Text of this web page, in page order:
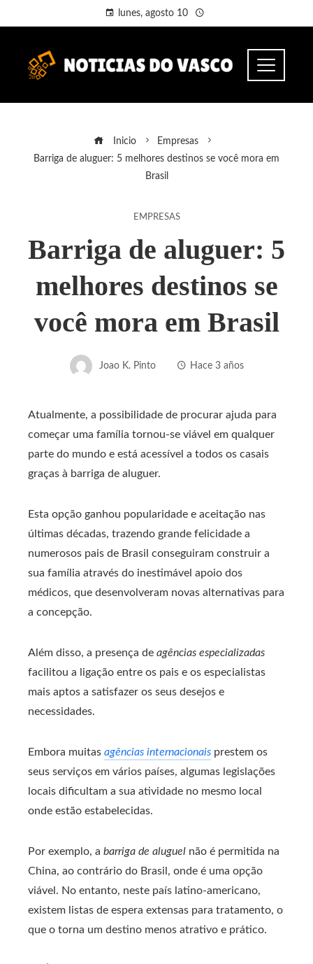
lunes, agosto 10
Inicio
Empresas
Barriga de aluguer: 5 melhores destinos se você mora em
Brasil
EMPRESAS
Barriga de aluguer: 5
melhores destinos se
você mora em Brasil
Joao K. Pinto Hace 3 años
Atualmente, a possibilidade de procurar ajuda para
começar uma família tornou-se viável em qualquer
parte do mundo e está acessível a todos os casais
graças à barriga de aluguer.
Esta opção ganhou popularidade e aceitação nas
últimas décadas, trazendo grande felicidade a
numerosos pais de Brasil conseguiram construir a
sua família através do inestimável apoio dos
médicos, que desenvolveram novas alternativas para
a concepção.
Além disso, a presença de agências especializadas
facilitou a ligação entre os pais e os especialistas
mais aptos a satisfazer os seus desejos e
necessidades.
Embora muitas agências internacionais prestem os
seus serviços em vários países, algumas legislações
locais dificultam a sua atividade no mesmo local
onde estão estabelecidas.
Por exemplo, a barriga de aluguel não é permitida na
China, ao contrário do Brasil, onde é uma opção
viável. No entanto, neste país latino-americano,
existem listas de espera extensas para tratamento, o
que o torna um destino menos atrativo e prático.